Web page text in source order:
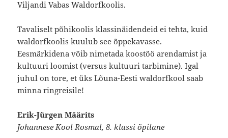
Viljandi Vabas Waldorfkoolis.
Tavaliselt põhikoolis klassinäidendeid ei tehta, kuid
waldorfkoolis kuulub see õppekavasse.
Eesmärkidena võib nimetada koostöö arendamist ja
kultuuri loomist (versus kultuuri tarbimine). Igal
juhul on tore, et üks Lõuna-Eesti waldorfkool saab
minna ringreisile!
Erik-Jürgen Määrits
Johannese Kool Rosmal, 8. klassi õpilane